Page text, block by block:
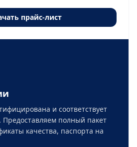
прайс-лист
и соответствует
полный пакет
качества, паспорта на